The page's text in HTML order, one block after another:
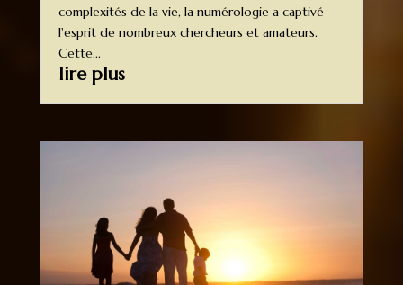
complexités de la vie, la numérologie a captivé
l'esprit de nombreux chercheurs et amateurs.
Cette...
lire plus